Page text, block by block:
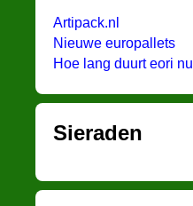
Artipack.nl
Nieuwe europallets
Hoe lang duurt eori
Sieraden